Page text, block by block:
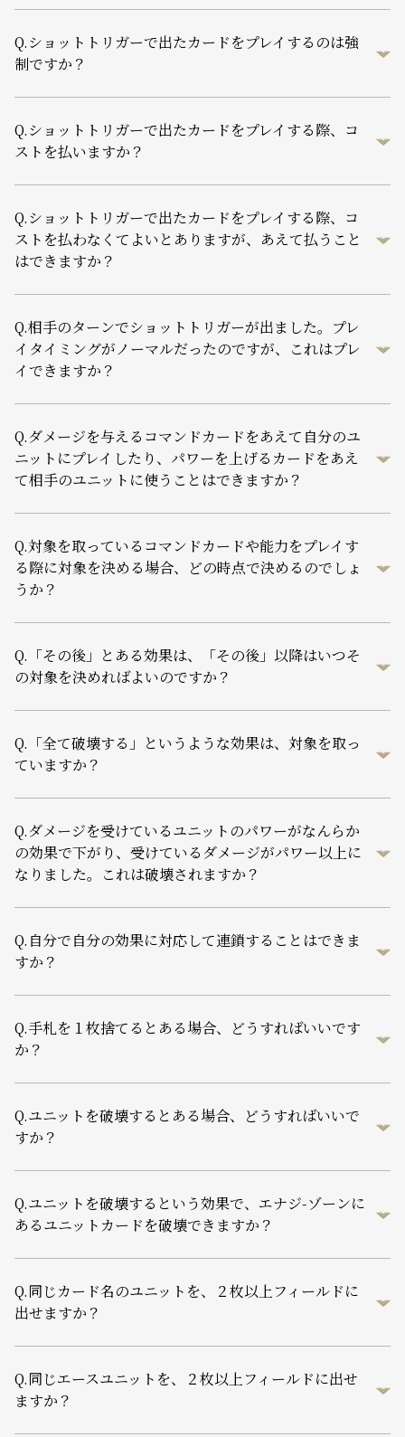
Q.ショットトリガーで出たカードをプレイするのは強
制ですか？
Q.ショットトリガーで出たカードをプレイする際、コ
ストを払いますか？
Q.ショットトリガーで出たカードをプレイする際、コ
ストを払わなくてよいとありますが、あえて払うこと
はできますか？
Q.相手のターンでショットトリガーが出ました。プレ
イタイミングがノーマルだったのですが、これはプレ
イできますか？
Q.ダメージを与えるコマンドカードをあえて自分のユ
ニットにプレイしたり、パワーを上げるカードをあえ
て相手のユニットに使うことはできますか？
Q.対象を取っているコマンドカードや能力をプレイす
る際に対象を決める場合、どの時点で決めるのでしょ
うか？
Q. 「その後」とある効果は、「その後」以降はいつそ
の対象を決めればよいのですか？
Q. 「全て破壊する」というような効果は、対象を取っ
ていますか？
Q.ダメージを受けているユニットのパワーがなんらか
の効果で下がり、受けているダメージがパワー以上に
なりました。これは破壊されますか？
Q. 自分で自分の効果に対応して連鎖することはできま
すか？
Q.手札を１枚捨てるとある場合、どうすればいいです
か？
Q.ユニットを破壊するとある場合、どうすればいいで
すか？
Q.ユニットを破壊するという効果で、エナジ-ゾーンに
あるユニットカードを破壊できますか？
Q.同じカード名のユニットを、２枚以上フィールドに
出せますか？
Q.同じエースユニットを、２枚以上フィールドに出せ
ますか？